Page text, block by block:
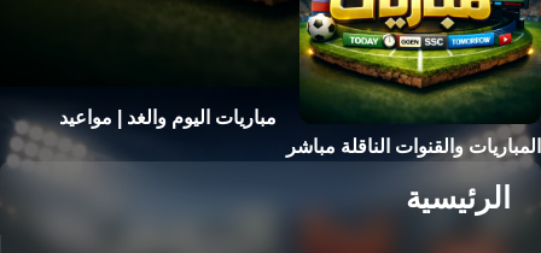
مباريات اليوم والغد | مواعيد
المباريات والقنوات الناقلة مباشر
الرئيسية